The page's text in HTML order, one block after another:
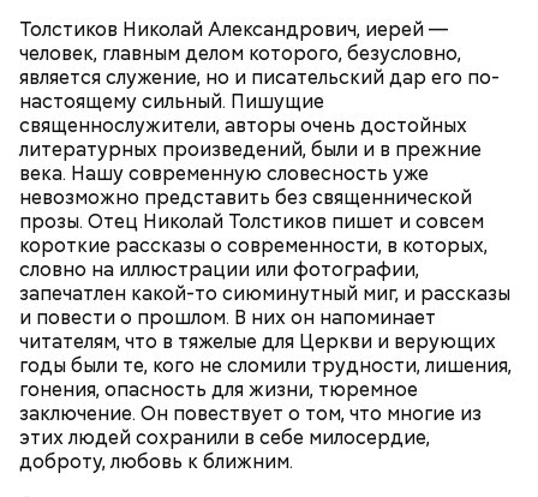
Толстиков Николай Александрович, иерей —
человек, главным делом которого, безусловно,
является служение, но и писательский дар его по-
настоящему сильный. Пишущие
священнослужители, авторы очень достойных
литературных произведений, были и в прежние
века. Нашу современную словесность уже
невозможно представить без священнической
прозы. Отец Николай Толстиков пишет и совсем
короткие рассказы о современности, в которых,
словно на иллюстрации или фотографии,
запечатлен какой-то сиюминутный миг, и рассказы
и повести о прошлом. В них он напоминает
читателям, что в тяжелые для Церкви и верующих
годы были те, кого не сломили трудности, лишения,
гонения, опасность для жизни, тюремное
заключение. Он повествует о том, что многие из
этих людей сохранили в себе милосердие,
доброту, любовь к ближним.Диетолог Русакова рассказала,
— Бывает тушенка, в которой много сала и
добавок, — ее нежелательно есть. Если эта тушенка
По словам врача, тушенка полезнее колбасы,
потому что является отварным и герметично
упакованным продуктом. Однако если на упаковке
есть повреждения, то в таком случае даже
качественную тушенку брать не стоит. Она
непригодна для употребления и может стать
причиной развития ботулизма или других опасных
инфекций.
— Затем достать подпекшийся до темного цвета
Для заправки нужно мелко нарезать чеснок и
смешать его с уксусом, оливковым маслом, сахаром
и нарезанной веточкой тархуна.
Глазурь